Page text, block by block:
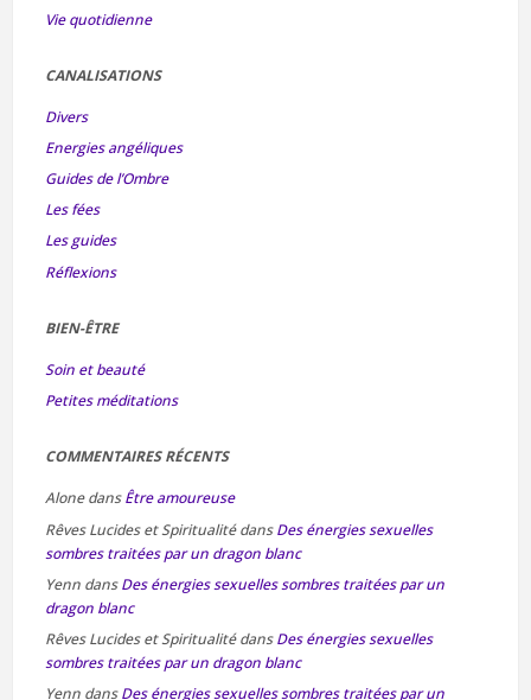
Vie quotidienne
CANALISATIONS
Divers
Energies angéliques
Guides de l’Ombre
Les fées
Les guides
Réflexions
BIEN-ÊTRE
Soin et beauté
Petites méditations
COMMENTAIRES RÉCENTS
AlonedansÊtre amoureuse
Rêves Lucides et SpiritualitédansDes énergies sexuelles
sombres traitées par un dragon blanc
Yenn dansDes énergies sexuelles sombres traitées par un
dragon blanc
Rêves Lucides et SpiritualitédansDes énergies sexuelles
sombres traitées par un dragon blanc
Yenn dansDes énergies sexuelles sombres traitées par un